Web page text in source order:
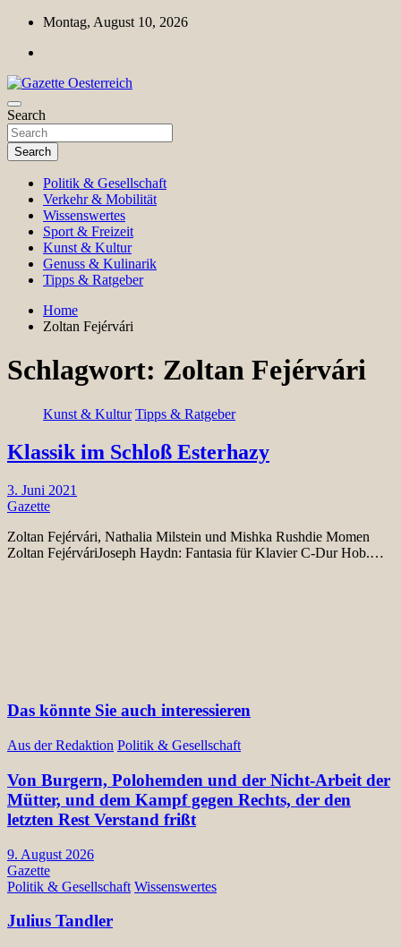
Skip
content
Montag, August 10, 2026
Gazette Oesterreich
Magazin für Freizeit, Politik, Kultur & Wissenschaft
Search
Search
Politik & Gesellschaft
Verkehr & Mobilität
Wissenswertes
Sport & Freizeit
Kunst & Kultur
Genuss & Kulinarik
Tipps & Ratgeber
Home
Zoltan Fejérvári
Schlagwort: Zoltan Fejérvári
Kunst & Kultur Tipps & Ratgeber
Klassik im Schloß Esterhazy
3. Juni 2021
Gazette
Zoltan Fejérvári, Nathalia Milstein und Mishka Rushdie Momen
Zoltan FejérváriJoseph Haydn: Fantasia für Klavier C-Dur Hob.…
Das könnte Sie auch interessieren
Aus der Redaktion Politik & Gesellschaft
Von Burgern, Polohemden und der Nicht-Arbeit der
Mütter, und dem Kampf gegen Rechts, der den
letzten Rest Verstand frißt
9. August 2026
Gazette
Politik & Gesellschaft Wissenswertes
Julius Tandler